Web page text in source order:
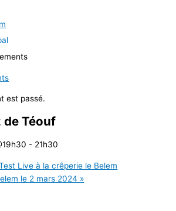
est passé.
Téouf
- 21h30
Live à la crêperie le Belem
le 2 mars 2024 »